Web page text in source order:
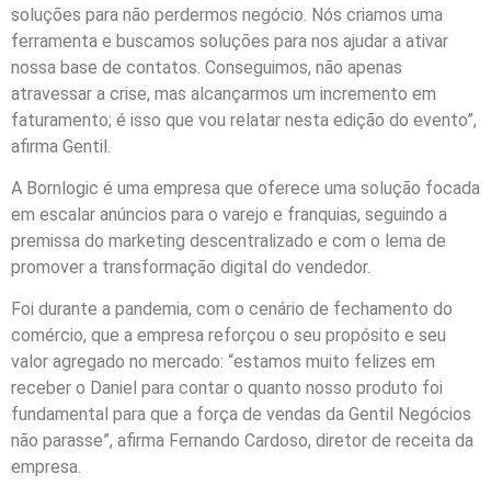
soluções para não perdermos negócio. Nós criamos uma
ferramenta e buscamos soluções para nos ajudar a ativar
nossa base de contatos. Conseguimos, não apenas
atravessar a crise, mas alcançarmos um incremento em
faturamento; é isso que vou relatar nesta edição do evento”,
afirma Gentil.
A Bornlogic é uma empresa que oferece uma solução focada
em escalar anúncios para o varejo e franquias, seguindo a
premissa do marketing descentralizado e com o lema de
promover a transformação digital do vendedor.
Foi durante a pandemia, com o cenário de fechamento do
comércio, que a empresa reforçou o seu propósito e seu
valor agregado no mercado: “estamos muito felizes em
receber o Daniel para contar o quanto nosso produto foi
fundamental para que a força de vendas da Gentil Negócios
não parasse”, afirma Fernando Cardoso, diretor de receita da
empresa.